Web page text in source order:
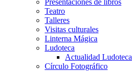
Presentaciones de libros
Teatro
Talleres
Visitas culturales
Linterna Mágica
Ludoteca
Actualidad Ludoteca
Círculo Fotográfico